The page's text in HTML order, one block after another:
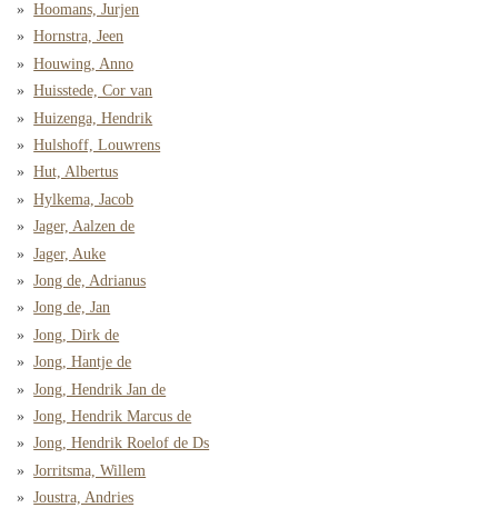
Hoomans, Jurjen
Hornstra, Jeen
Houwing, Anno
Huisstede, Cor van
Huizenga, Hendrik
Hulshoff, Louwrens
Hut, Albertus
Hylkema, Jacob
Jager, Aalzen de
Jager, Auke
Jong de, Adrianus
Jong de, Jan
Jong, Dirk de
Jong, Hantje de
Jong, Hendrik Jan de
Jong, Hendrik Marcus de
Jong, Hendrik Roelof de Ds
Jorritsma, Willem
Joustra, Andries